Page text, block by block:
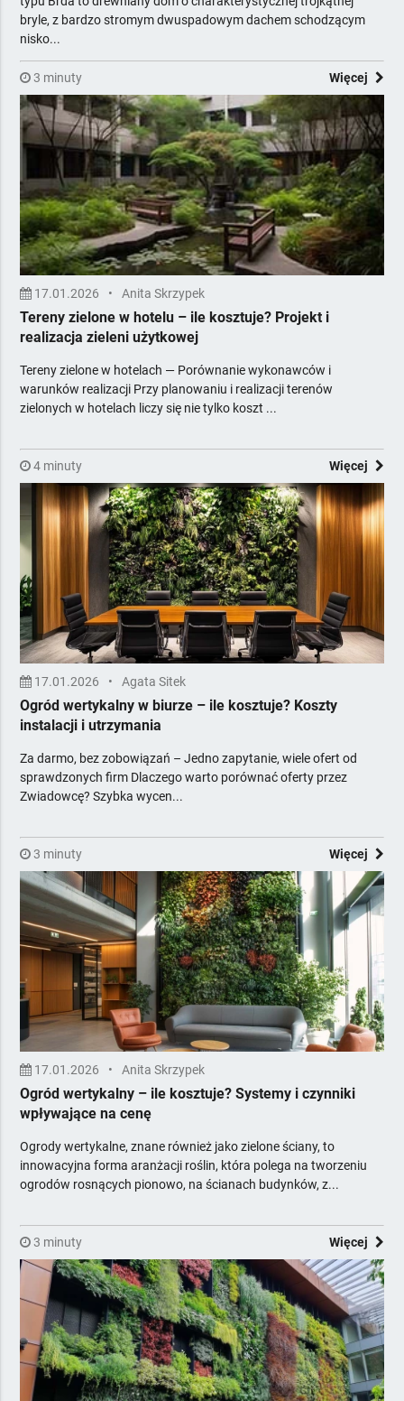
Piekarnictwo i cukiernictwo
Podłogi, Ściany, Sufity
Pralnictwo
Projektowanie i obsługa inwestycji
Reklama, Marketing, IT, Druk
Sport i rekreacja
Stolarka otworowa
Systemy komputerowe i fiskalne
Tekstylia horeca
Urządzenia i środki chemiczne
Wentylacja i klimatyzacja
Wyposażenie łazienek
Zadaszenia i osłony zewnętrzne
Zawiera Ceny
Z Poradami Eksperta
bryle, z bardzo stromym dwuspadowym dachem schodzącym
nisko...
3 minuty Więcej
17.01.2026 • Anita Skrzypek
Tereny zielone w hotelu – ile kosztuje? Projekt i
realizacja zieleni użytkowej
Tereny zielone w hotelach — Porównanie wykonawców i
warunków realizacji Przy planowaniu i realizacji terenów
zielonych w hotelach liczy się nie tylko koszt ...
4 minuty Więcej
17.01.2026 • Agata Sitek
Ogród wertykalny w biurze – ile kosztuje? Koszty
instalacji i utrzymania
Za darmo, bez zobowiązań – Jedno zapytanie, wiele ofert od
sprawdzonych firm Dlaczego warto porównać oferty przez
Zwiadowcę? Szybka wycen...
3 minuty Więcej
17.01.2026 • Anita Skrzypek
Ogród wertykalny – ile kosztuje? Systemy i czynniki
wpływające na cenę
Ogrody wertykalne, znane również jako zielone ściany, to
innowacyjna forma aranżacji roślin, która polega na tworzeniu
ogrodów rosnących pionowo, na ścianach budynków, z...
3 minuty Więcej